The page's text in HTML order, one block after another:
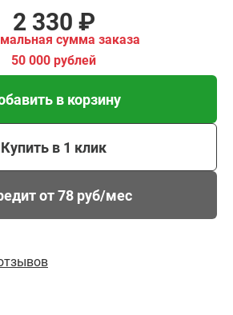
2 330 ₽
сумма заказа
50 000 рублей
в корзину
Купить в 1 клик
от 78 руб/мес